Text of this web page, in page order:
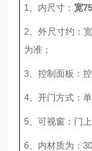
1、内尺寸： 宽
2、外尺寸约：
为准；
3、 控制面板：
4、开门方式：
5、可视窗：门
6、内材质为：